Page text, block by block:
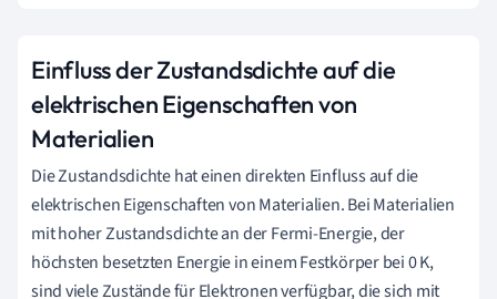
Einfluss der Zustandsdichte auf die
elektrischen Eigenschaften von
Materialien
Die Zustandsdichte hat einen direkten Einfluss auf die
elektrischen Eigenschaften von Materialien. Bei Materialien
mit hoher Zustandsdichte an der Fermi-Energie, der
höchsten besetzten Energie in einem Festkörper bei 0 K,
sind viele Zustände für Elektronen verfügbar, die sich mit